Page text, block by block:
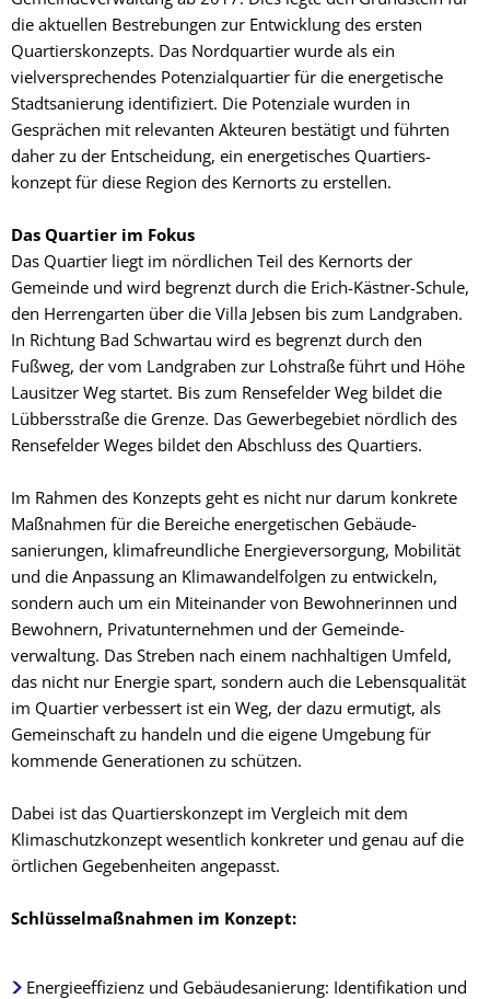
die aktuellen Bestrebungen zur Entwicklung des ersten
Quartiers­konzepts. Das Nordquartier wurde als ein
vielversprechendes Potenzial­quartier für die energetische
Stadt­sanierung identifiziert. Die Potenziale wurden in
Gesprächen mit relevanten Akteuren bestätigt und führten
daher zu der Entscheidung, ein energetisches Quartiers­
konzept für diese Region des Kernorts zu erstellen.
Das Quartier im Fokus
Das Quartier liegt im nördlichen Teil des Kernorts der
Gemeinde und wird begrenzt durch die Erich-Kästner-Schule,
den Herrengarten über die Villa Jebsen bis zum Landgraben.
In Richtung Bad Schwartau wird es begrenzt durch den
Fußweg, der vom Landgraben zur Lohstraße führt und Höhe
Lausitzer Weg startet. Bis zum Rensefelder Weg bildet die
Lübbersstraße die Grenze. Das Gewerbegebiet nördlich des
Rensefelder Weges bildet den Abschluss des Quartiers.
Im Rahmen des Konzepts geht es nicht nur darum konkrete
Maßnahmen für die Bereiche energetischen Gebäude­
sanierungen, klimafreundliche Energie­versorgung, Mobilität
und die Anpassung an Klimawandel­folgen zu entwickeln,
sondern auch um ein Miteinander von Bewohnerinnen und
Bewohnern, Privat­unternehmen und der Gemeinde­
verwaltung. Das Streben nach einem nachhaltigen Umfeld,
das nicht nur Energie spart, sondern auch die Lebensqualität
im Quartier verbessert ist ein Weg, der dazu ermutigt, als
Gemeinschaft zu handeln und die eigene Umgebung für
kommende Generationen zu schützen.
Dabei ist das Quartierskonzept im Vergleich mit dem
Klimaschutz­konzept wesentlich konkreter und genau auf die
örtlichen Gegebenheiten angepasst.
Schlüsselmaßnahmen im Konzept:
Energieeffizienz und Gebäudesanierung: Identifikation und